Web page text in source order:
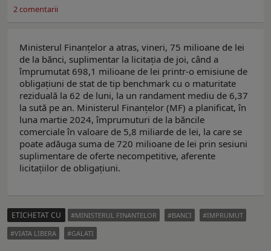
2comentarii
Ministerul Finanţelor a atras, vineri, 75 milioane de lei
de la bănci, suplimentar la licitaţia de joi, când a
împrumutat 698,1 milioane de lei printr-o emisiune de
obligaţiuni de stat de tip benchmark cu o maturitate
reziduală la 62 de luni, la un randament mediu de 6,37
la sută pe an. Ministerul Finanţelor (MF) a planificat, în
luna martie 2024, împrumuturi de la băncile
comerciale în valoare de 5,8 miliarde de lei, la care se
poate adăuga suma de 720 milioane de lei prin sesiuni
suplimentare de oferte necompetitive, aferente
licitaţiilor de obligaţiuni.
ETICHETAT CU MINISTERUL FINANTELOR BANCI
IMPRUMUT
VIATA LIBERA
GALATI